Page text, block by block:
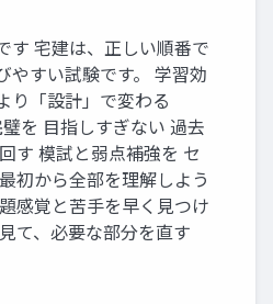
す 宅建は、正しい順番で
やすい試験です。 学習効
り「設計」で変わる
を 目指しすぎない 過去
す 模試と弱点補強を セ
初から全部を理解しよう
感覚と苦手を早く見つけ
て、必要な部分を直す